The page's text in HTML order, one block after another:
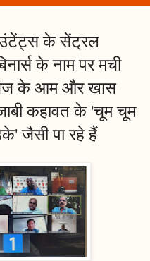
के सेंट्रल
के नाम पर मची
के आम और खास
कहावत के 'चूम चूम
जैसी पा रहे हैं